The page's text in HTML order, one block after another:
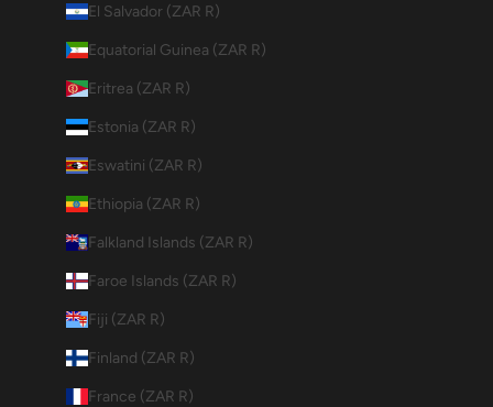
El Salvador (ZAR R)
Equatorial Guinea (ZAR R)
Eritrea (ZAR R)
Estonia (ZAR R)
Eswatini (ZAR R)
Ethiopia (ZAR R)
Falkland Islands (ZAR R)
Faroe Islands (ZAR R)
Fiji (ZAR R)
Finland (ZAR R)
France (ZAR R)